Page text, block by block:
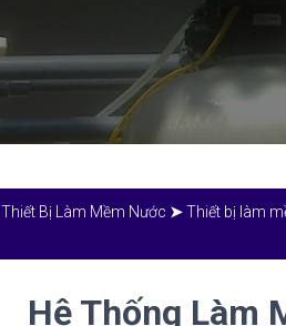
Thiết Bị Làm Mềm Nước ➤Thiết bị làm
Hệ Thống Làm